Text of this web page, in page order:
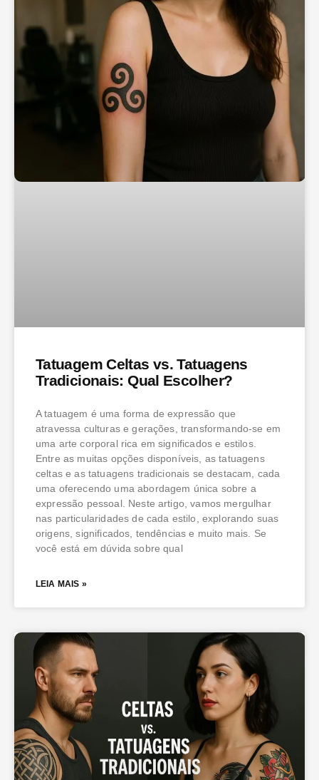
Tatuagem Celtas vs. Tatuagens
Tradicionais: Qual Escolher?
A tatuagem é uma forma de expressão que
atravessa culturas e gerações, transformando-se em
uma arte corporal rica em significados e estilos.
Entre as muitas opções disponíveis, as tatuagens
celtas e as tatuagens tradicionais se destacam, cada
uma oferecendo uma abordagem única sobre a
expressão pessoal. Neste artigo, vamos mergulhar
nas particularidades de cada estilo, explorando suas
origens, significados, tendências e muito mais. Se
você está em dúvida sobre qual
LEIA MAIS »